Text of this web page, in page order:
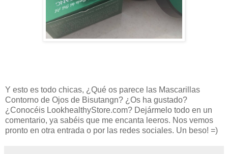
Y esto es todo chicas, ¿Qué os parece las Mascarillas
Contorno de Ojos de Bisutangn? ¿Os ha gustado?
¿Conocéis LookhealthyStore.com? Dejármelo todo en un
comentario, ya sabéis que me encanta leeros. Nos vemos
pronto en otra entrada o por las redes sociales. Un beso! =)